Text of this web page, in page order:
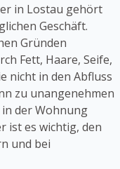
in Lostau gehört
Geschäft.
Gründen
Fett, Haare, Seife,
nicht in den Abfluss
zu unangenehmen
der Wohnung
ist es wichtig, den
und bei